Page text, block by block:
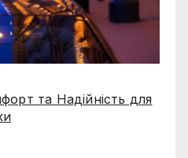
та Надійність для